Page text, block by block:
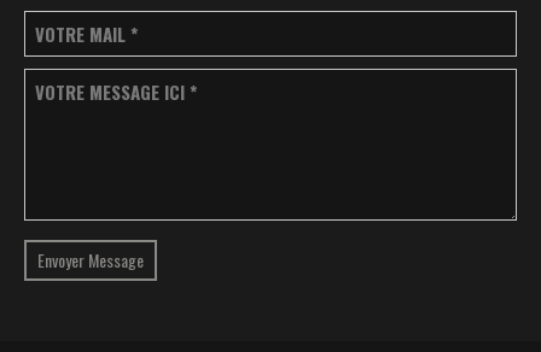
VOTRE MAIL *
VOTRE MESSAGE ICI *
Envoyer Message